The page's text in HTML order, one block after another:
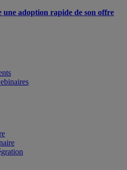
adoption rapide de son offre